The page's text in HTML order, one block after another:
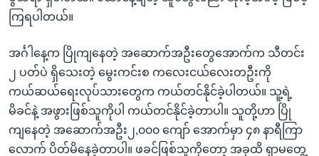
ကြရပါတယ်။
အင်္ဂါနေ့က ပြိုကျနေတဲ့ အဆောက်အဦးတွေအောက်က သီတင်း
၂ ပတ်ပဲ ရှိသေးတဲ့ မွေးကင်းစ ကလေးငယ်လေးတဦးကို
ကယ်ဆယ်ရေးလုပ်သားတွေက ကယ်တင်နိုင်ခဲ့ပါတယ်။ သူ့ရဲ့
မိခင်နဲ့ အဖွားဖြစ်သူကိုပါ ကယ်တင်နိုင်ခဲ့တာပါ။ သူတို့ဟာ ပြို
ကျနေတဲ့ အဆောက်အဦး၂,၀၀၀ ကျော် အောက်မှာ ၄၈ နာရီကြာ
လောက် ပိတ်မိနေခဲ့တာပါ။ ဖခင်ဖြစ်သူကိုတော့ အခုထိ ရှာမတွေ့